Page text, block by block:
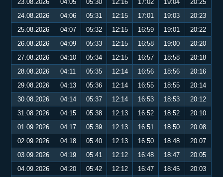
23.08.2026
04:05 05:30 12:16 17:02 19:04
20:25
24.08.2026
04:06 05:31 12:15 17:01 19:03
20:23
25.08.2026
04:07 05:32 12:15 16:59 19:01
20:22
26.08.2026
04:09 05:33 12:15 16:58 19:00
20:20
27.08.2026
04:10 05:34 12:15 16:57 18:58
20:18
28.08.2026
04:11 05:35 12:14 16:56 18:56
20:16
29.08.2026
04:13 05:36 12:14 16:55 18:55
20:14
30.08.2026
04:14 05:37 12:14 16:53 18:53
20:12
31.08.2026
04:15 05:38 12:13 16:52 18:52
20:10
01.09.2026
04:17 05:39 12:13 16:51 18:50
20:08
02.09.2026
04:18 05:40 12:13 16:50 18:48
20:07
03.09.2026
04:19 05:41 12:12 16:48 18:47
20:05
04.09.2026
04:20 05:42 12:12 16:47 18:45
20:03